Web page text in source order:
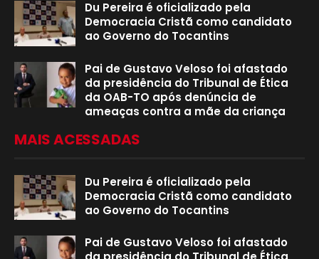
Du Pereira é oficializado pela
Democracia Cristã como candidato
ao Governo do Tocantins
Pai de Gustavo Veloso foi afastado
da presidência do Tribunal de Ética
da OAB-TO após denúncia de
ameaças contra a mãe da criança
MAIS ACESSADAS
Du Pereira é oficializado pela
Democracia Cristã como candidato
ao Governo do Tocantins
Pai de Gustavo Veloso foi afastado